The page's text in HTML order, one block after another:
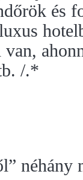
és
/.*
néhány